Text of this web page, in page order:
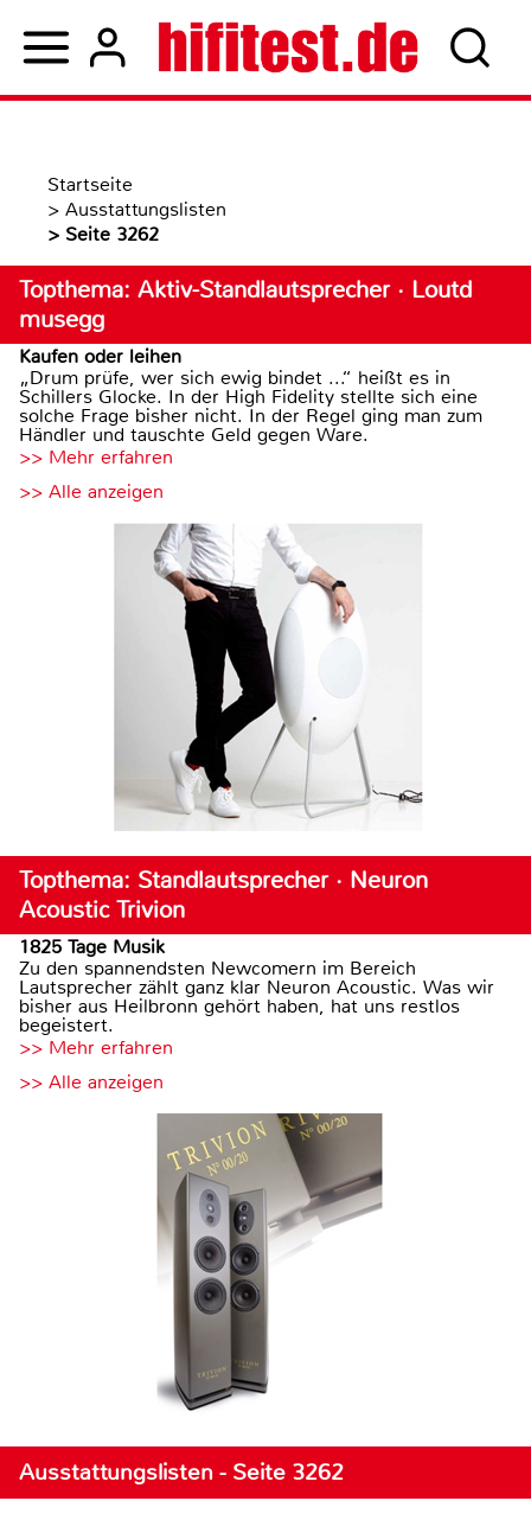
Startseite
> Ausstattungslisten
> Seite 3262
Topthema: Aktiv-Standlautsprecher · Loutd
musegg
Kaufen oder leihen
„Drum prüfe, wer sich ewig bindet ...“ heißt es in
Schillers Glocke. In der High Fidelity stellte sich eine
solche Frage bisher nicht. In der Regel ging man zum
Händler und tauschte Geld gegen Ware.
>> Mehr erfahren
>> Alle anzeigen
Topthema: Standlautsprecher · Neuron
Acoustic Trivion
1825 Tage Musik
Zu den spannendsten Newcomern im Bereich
Lautsprecher zählt ganz klar Neuron Acoustic. Was wir
bisher aus Heilbronn gehört haben, hat uns restlos
begeistert.
>> Mehr erfahren
>> Alle anzeigen
Ausstattungslisten - Seite 3262